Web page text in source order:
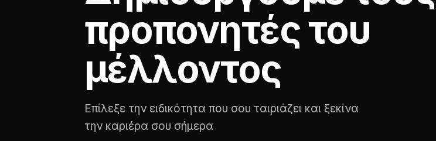
προπονητές του
μέλλοντος
Επίλεξε την ειδικότητα που σου ταιριάζει και ξεκίνα
την καριέρα σου σήμερα